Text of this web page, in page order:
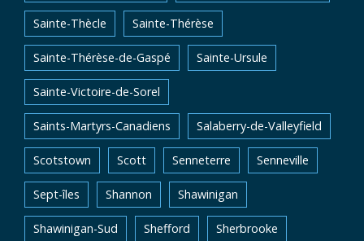
Sainte-Thècle Sainte-Thérèse
Sainte-Thérèse-de-Gaspé Sainte-Ursule
Sainte-Victoire-de-Sorel
Saints-Martyrs-Canadiens Salaberry-de-Valleyfield
Scotstown Scott Senneterre Senneville
Sept-îles Shannon Shawinigan
Shawinigan-Sud Shefford Sherbrooke